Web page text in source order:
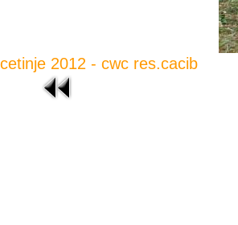
cetinje 2012 - cwc res.cacib